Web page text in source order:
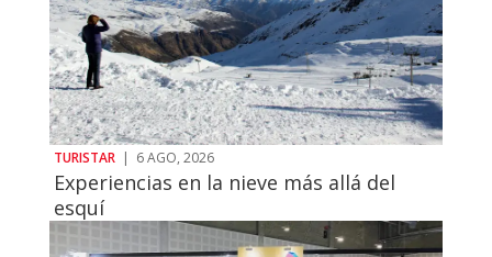
TURISTAR | 6 AGO, 2026
Experiencias en la nieve más allá del
esquí